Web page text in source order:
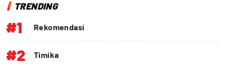
TRENDING
#1 Rekomendasi
#2 Timika